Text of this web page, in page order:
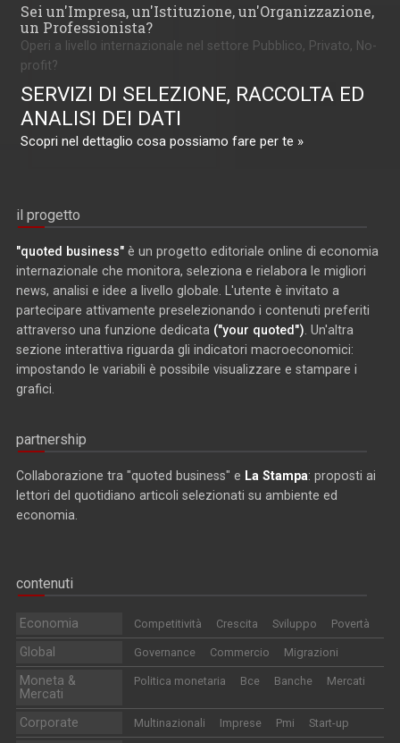
Sei un'Impresa, un'Istituzione, un'Organizzazione,
un Professionista?
Operi a livello internazionale nel settore Pubblico, Privato, No-
profit?
SERVIZI DI SELEZIONE, RACCOLTA ED
ANALISI DEI DATI
Scopri nel dettaglio cosa possiamo fare per te »
il progetto
"quoted business" è un progetto editoriale online di economia
internazionale che monitora, seleziona e rielabora le migliori
news, analisi e idee a livello globale. L'utente è invitato a
partecipare attivamente preselezionando i contenuti preferiti
attraverso una funzione dedicata ("your quoted") . Un'altra
sezione interattiva riguarda gli indicatori macroeconomici:
impostando le variabili è possibile visualizzare e stampare i
grafici.
partnership
Collaborazione tra "quoted business" e La Stampa: proposti ai
lettori del quotidiano articoli selezionati su ambiente ed
economia.
contenuti
Economia Competitività Crescita Sviluppo Povertà
Global Governance Commercio Migrazioni
Moneta &
Mercati
Politica monetaria Bce Banche Mercati
Corporate Multinazionali Imprese Pmi Start-up